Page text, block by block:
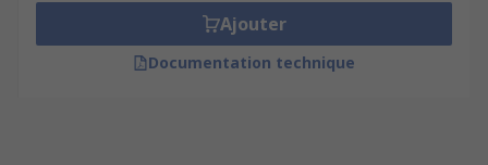
Ajouter
Documentation technique